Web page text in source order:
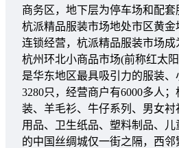
商务区，地下层为停车场和配
杭派精品服装市场地处市区黄
连锁经营，杭派精品服装市场
杭州环北小商品市场(前称红太
是华东地区最具吸引力的服装
3280只，经营商户有6000多人
装、羊毛衫、牛仔系列、男女
用品、卫生纸品、塑料制品、
的中国丝绸城仅一街之隔，西